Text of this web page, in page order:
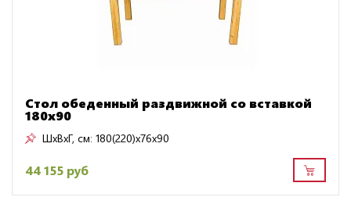
Стол обеденный раздвижной со вставкой
180х90
ШxВxГ, см: 180(220)x76x90
44 155 руб